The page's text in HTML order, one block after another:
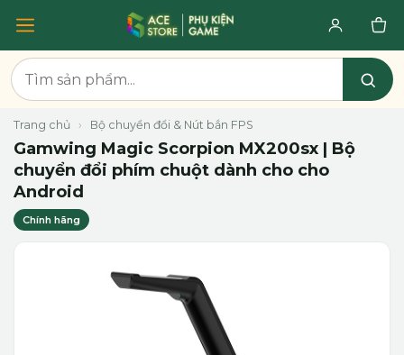
Trang chủ › Bộ chuyển đổi & Nút bắn FPS
Gamwing Magic Scorpion MX200sx | Bộ
chuyển đổi phím chuột dành cho cho
Android
Chính hãng